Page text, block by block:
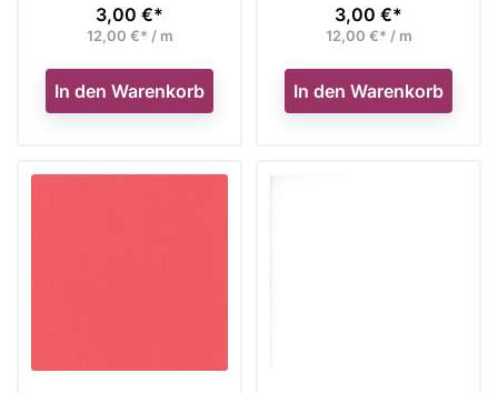
Preis
3,00 €*
12,00 €* / m
In den Warenkorb
Preis
3,00 €*
12,00 €* / m
In den Warenkorb